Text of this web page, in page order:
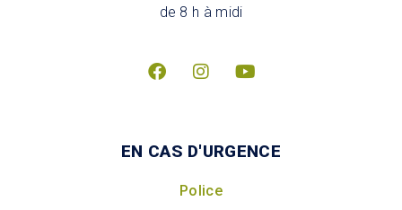
de 8 h à midi
EN CAS D'URGENCE
Police